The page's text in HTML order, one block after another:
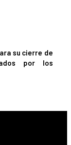
su cierre de
por los